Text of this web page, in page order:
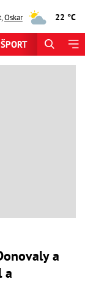
,Oskar 22 °C
ŠPORT
a
a